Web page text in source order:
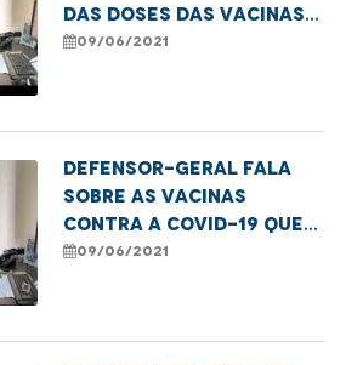
das doses das vacinas
contra a covid-19 nos
09/06/2021
Defensor-geral fala
sobre as vacinas
contra a covid-19 que
ainda não foram usadas
09/06/2021